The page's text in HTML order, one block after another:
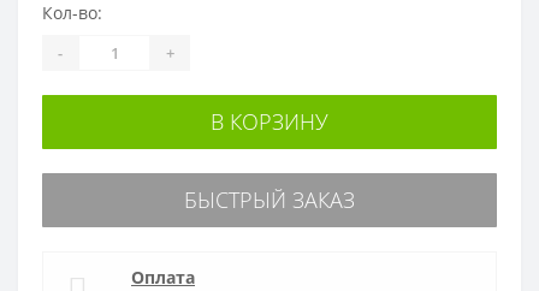
Кол-во:
- +
В КОРЗИНУ
БЫСТРЫЙ ЗАКАЗ
Оплата